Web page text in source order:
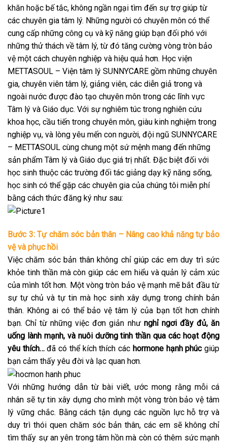
khăn hoặc bế tắc, không ngần ngại tìm đến sự trợ giúp từ
các chuyên gia tâm lý. Những người có chuyên môn có thể
cung cấp những công cụ và kỹ năng giúp bạn đối phó với
những thử thách về tâm lý, từ đó tăng cường vòng tròn bảo
vệ một cách chuyên nghiệp và hiệu quả hơn. Học viện
METTASOUL – Viện tâm lý SUNNYCARE gồm những chuyên
gia, chuyên viên tâm lý, giảng viên, các diễn giả trong và
ngoài nước được đào tạo chuyên môn trong các lĩnh vực
Tâm lý và Giáo dục. Với sự nghiêm túc trong nghiên cứu
khoa học, cầu tiến trong chuyên môn, giàu kinh nghiệm trong
nghiệp vụ, và lòng yêu mến con người, đội ngũ SUNNYCARE
– METTASOUL cùng chung một sứ mệnh mang đến những
sản phẩm Tâm lý và Giáo dục giá trị nhất. Đặc biệt đối với
học sinh thuộc các trường đối tác giảng dạy kỹ năng sống,
học sinh có thể gặp các chuyên gia của chúng tôi miễn phí
bằng cách thức đăng ký như sau:
Bước 3: Tự chăm sóc bản thân – Nâng cao khả năng tự bảo
vệ và phục hồi
Việc chăm sóc bản thân không chỉ giúp các em duy trì sức
khỏe tinh thần mà còn giúp các em hiểu và quản lý cảm xúc
của mình tốt hơn. Một vòng tròn bảo vệ mạnh mẽ bắt đầu từ
sự tự chủ và tự tin mà học sinh xây dựng trong chính bản
thân. Không ai có thể bảo vệ tâm lý của bạn tốt hơn chính
bạn. Chỉ từ những việc đơn giản như nghỉ ngơi đầy đủ, ăn
uống lành mạnh, và nuôi dưỡng tinh thần qua các hoạt động
yêu thích…đã có thể kích thích các hormone hạnh phúcgiúp
bạn cảm thấy yêu đời và lạc quan hơn.
Với những hướng dẫn từ bài viết, ước mong rằng mỗi cá
nhân sẽ tự tin xây dựng cho mình một vòng tròn bảo vệ tâm
lý vững chắc. Bằng cách tận dụng các nguồn lực hỗ trợ và
duy trì thói quen chăm sóc bản thân, các em sẽ không chỉ
tìm thấy sự an yên trong tâm hồn mà còn có thêm sức mạnh